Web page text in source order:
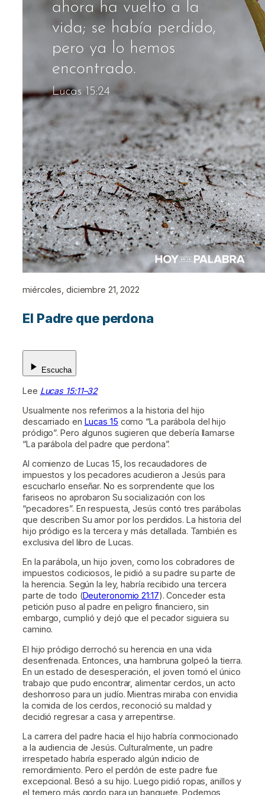
miércoles, diciembre 21, 2022
El Padre que perdona
Escucha
Lee Lucas 15:11–32
Usualmente nos referimos a la historia del hijo
descarriado en Lucas 15 como “La parábola del hijo
pródigo”. Pero algunos sugieren que debería llamarse
“La parábola del padre que perdona”.
Al comienzo de Lucas 15, los recaudadores de
impuestos y los pecadores acudieron a Jesús para
escucharlo enseñar. No es sorprendente que los
fariseos no aprobaron Su socialización con los
“pecadores”. En respuesta, Jesús contó tres parábolas
que describen Su amor por los perdidos. La historia del
hijo pródigo es la tercera y más detallada. También es
exclusiva del libro de Lucas.
En la parábola, un hijo joven, como los cobradores de
impuestos codiciosos, le pidió a su padre su parte de
la herencia. Según la ley, habría recibido una tercera
parte de todo (Deuteronomio 21:17). Conceder esta
petición puso al padre en peligro financiero, sin
embargo, cumplió y dejó que el pecador siguiera su
camino.
El hijo pródigo derrochó su herencia en una vida
desenfrenada. Entonces, una hambruna golpeó la tierra.
En un estado de desesperación, el joven tomó el único
trabajo que pudo encontrar, alimentar cerdos, un acto
deshonroso para un judío. Mientras miraba con envidia
la comida de los cerdos, reconoció su maldad y
decidió regresar a casa y arrepentirse.
La carrera del padre hacia el hijo habría conmocionado
a la audiencia de Jesús. Culturalmente, un padre
irrespetado habría esperado algún indicio de
remordimiento. Pero el perdón de este padre fue
excepcional. Besó a su hijo. Luego pidió ropas, anillos y
el ternero más gordo para un banquete. Podemos